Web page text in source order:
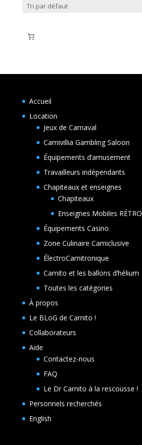
Accueil
Location
Jeux de Carnaval
Carnivillia Gambling Saloon
Équipements d’amusement
Travailleurs indépendants
Chapiteaux et enseignes
Chapiteaux
Enseignes Mobiles RÉTRO
Équipements Casino
Zone Culinaire Carniclusive
ÉlectroCarnitronique
Carnito et les ballons d’hélium
Toutes les catégories
À propos
Le BLoG de Carnito !
Collaborateurs
Aide
Contactez-nous
FAQ
Le Dr Carnito à la rescousse !
Personnels recherchés
English